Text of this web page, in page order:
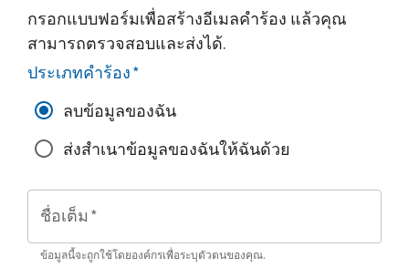
กรอกแบบฟอร์มเพื่อสร้างอีเมลคำร้อง แล้วคุณ
สามารถตรวจสอบและส่งได้.
ประเภทคำร้อง*
ลบข้อมูลของฉัน
ส่งสำเนาข้อมูลของฉันให้ฉันด้วย
ชื่อเต็ม *
ข้อมูลนี้จะถูกใช้โดยองค์กรเพื่อระบุตัวตนของคุณ.